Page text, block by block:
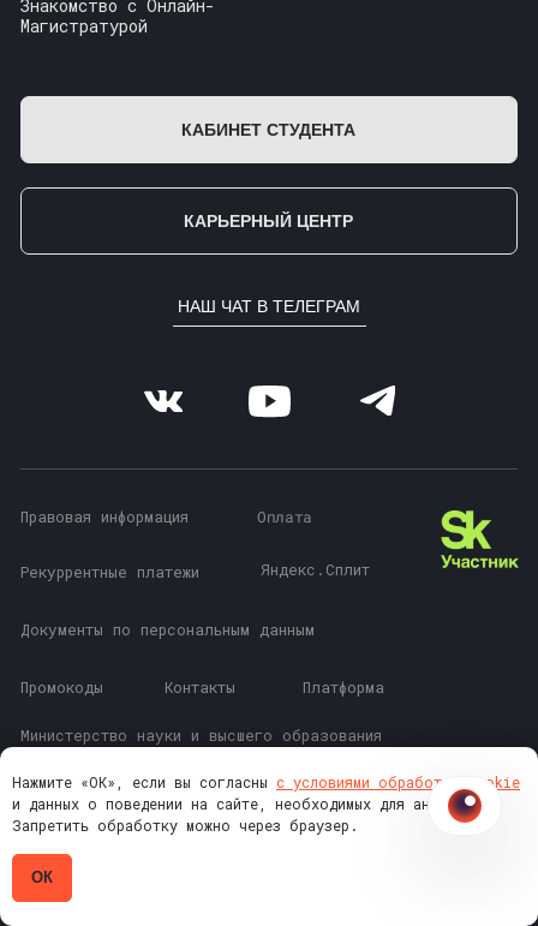
Нажмите «ОК», если вы согласны с условиями обработки cookie
и данных о поведении на сайте, необходимых для аналитики.
Запретить обработку можно через браузер.
ОК